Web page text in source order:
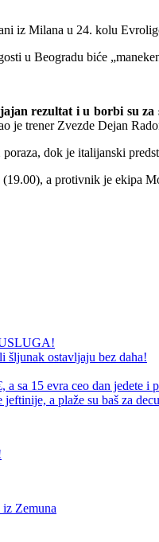
iz Milana u 24. kolu
u Beogradu biće
rezultat i u borbi su za
je trener Zvezde Dejan
dok je italijanski
a protivnik je ekipa
šljunak ostavljaju bez daha!
sa 15 evra ceo dan jedete i
a plaže su baš za
Zemuna